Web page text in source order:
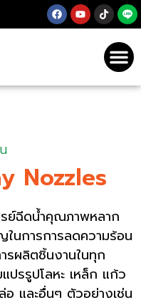
Nozzles
รย์ฉีดน้ำคุณภาพหลาก
ในการการลดความร้อน
ผลิตชิ้นงานในทุก
ปรรูปโลหะ เหล็ก แก้ว
และอื่นๆ ตัวอย่างเช่น